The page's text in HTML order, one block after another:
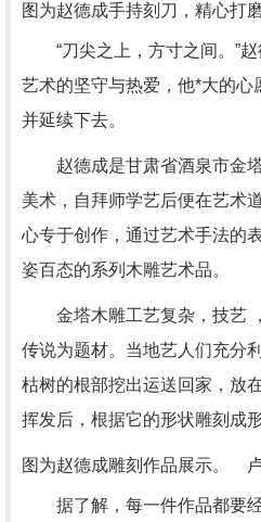
图为赵德成手持刻刀，精心
“刀尖之上，方寸之间。”赵
艺术的坚守与热爱，他*大的心
并延续下去。
赵德成是甘肃省酒泉市金塔
美术，自拜师学艺后便在艺术
心专于创作，通过艺术手法的
姿百态的系列木雕艺术品。
金塔木雕工艺复杂，技艺
传说为题材。当地艺人们充分
枯树的根部挖出运送回家，放
挥发后，根据它的形状雕刻成
图为赵德成雕刻作品展示。
据了解，每一件作品都要经